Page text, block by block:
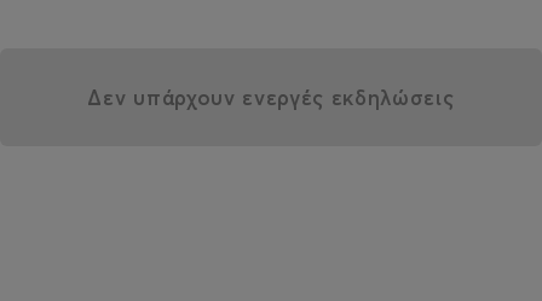
Δεν υπάρχουν ενεργές εκδηλώσεις